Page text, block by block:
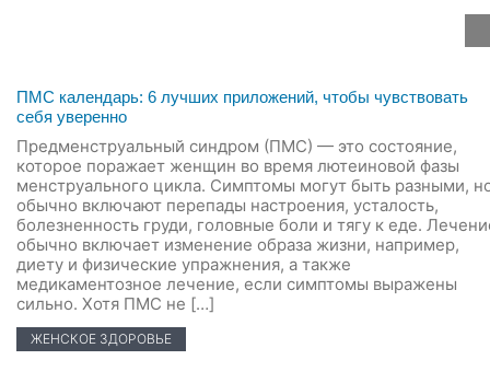
ПМС календарь: 6 лучших приложений, чтобы чувствовать
себя уверенно
Предменструальный синдром (ПМС) — это состояние,
которое поражает женщин во время лютеиновой фазы
менструального цикла. Симптомы могут быть разными,
обычно включают перепады настроения, усталость,
болезненность груди, головные боли и тягу к еде.
обычно включает изменение образа жизни, например,
диету и физические упражнения, а также
медикаментозное лечение, если симптомы выражены
сильно. Хотя ПМС не […]
ЖЕНСКОЕ ЗДОРОВЬЕ